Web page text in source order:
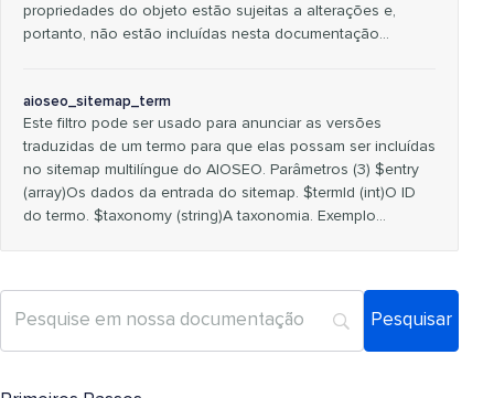
propriedades do objeto estão sujeitas a alterações e,
portanto, não estão incluídas nesta documentação…
aioseo_sitemap_term
Este filtro pode ser usado para anunciar as versões
traduzidas de um termo para que elas possam ser incluídas
no sitemap multilíngue do AIOSEO. Parâmetros (3) $entry
(array)Os dados da entrada do sitemap. $termId (int)O ID
do termo. $taxonomy (string)A taxonomia. Exemplo…